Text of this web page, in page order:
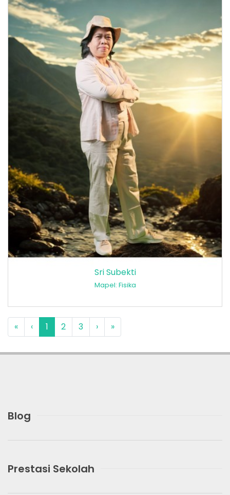
Sri Subekti
Mapel: Fisika
« ‹ 1 2 3 › »
Blog
Prestasi Sekolah